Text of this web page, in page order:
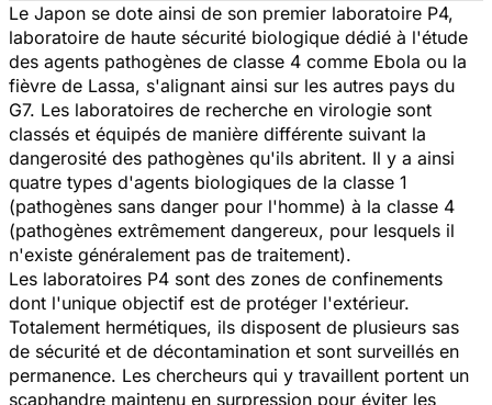
Le Japon se dote ainsi de son premier laboratoire P4,
laboratoire de haute sécurité biologique dédié à l'étude
des agents pathogènes de classe 4 comme Ebola ou la
fièvre de Lassa, s'alignant ainsi sur les autres pays du
G7. Les laboratoires de recherche en virologie sont
classés et équipés de manière différente suivant la
dangerosité des pathogènes qu'ils abritent. Il y a ainsi
quatre types d'agents biologiques de la classe 1
(pathogènes sans danger pour l'homme) à la classe 4
(pathogènes extrêmement dangereux, pour lesquels il
n'existe généralement pas de traitement).
Les laboratoires P4 sont des zones de confinements
dont l'unique objectif est de protéger l'extérieur.
Totalement hermétiques, ils disposent de plusieurs sas
de sécurité et de décontamination et sont surveillés en
permanence. Les chercheurs qui y travaillent portent un
scaphandre maintenu en surpression pour éviter les